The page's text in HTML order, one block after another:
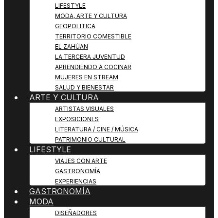
LIFESTYLE
MODA, ARTE Y CULTURA
GEOPOLITICA
TERRITORIO COMESTIBLE
EL ZAHÚAN
LA TERCERA JUVENTUD
APRENDIENDO A COCINAR
MUJERES EN STREAM
SALUD Y BIENESTAR
ARTE Y CULTURA
ARTISTAS VISUALES
EXPOSICIONES
LITERATURA / CINE / MÚSICA
PATRIMONIO CULTURAL
LIFESTYLE
VIAJES CON ARTE
GASTRONOMÍA
EXPERIENCIAS
GASTRONOMÍA
MODA
DISEÑADORES